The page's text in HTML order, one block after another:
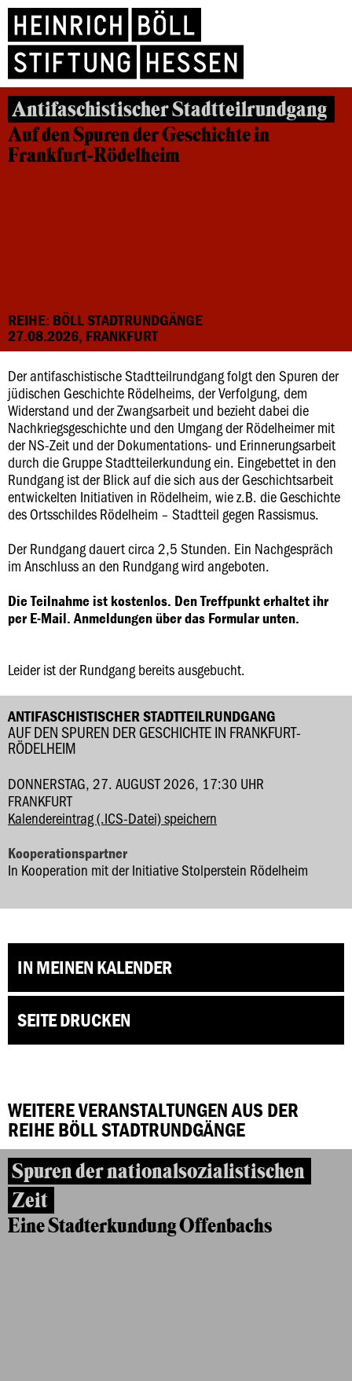
Antifaschistischer Stadtteilrundgang
Auf den Spuren der Geschichte in
Frankfurt-Rödelheim
REIHE: BÖLL STADTRUNDGÄNGE
27.08.2026, FRANKFURT
Der antifaschistische Stadtteilrundgang folgt den Spuren der
jüdischen Geschichte Rödelheims, der Verfolgung, dem
Widerstand und der Zwangsarbeit und bezieht dabei die
Nachkriegsgeschichte und den Umgang der Rödelheimer mit
der NS-Zeit und der Dokumentations- und Erinnerungsarbeit
durch die Gruppe Stadtteilerkundung ein. Eingebettet in den
Rundgang ist der Blick auf die sich aus der Geschichtsarbeit
entwickelten Initiativen in Rödelheim, wie z.B. die Geschichte
des Ortsschildes Rödelheim – Stadtteil gegen Rassismus.
Der Rundgang dauert circa 2,5 Stunden. Ein Nachgespräch
im Anschluss an den Rundgang wird angeboten.
Die Teilnahme ist kostenlos. Den Treffpunkt erhaltet ihr
per E-Mail. Anmeldungen über das Formular unten.
Leider ist der Rundgang bereits ausgebucht.
ANTIFASCHISTISCHER STADTTEILRUNDGANG
AUF DEN SPUREN DER GESCHICHTE IN FRANKFURT-
RÖDELHEIM
DONNERSTAG, 27. AUGUST 2026, 17:30 UHR
FRANKFURT
Kalendereintrag (.ICS-Datei) speichern
Kooperationspartner
In Kooperation mit der Initiative Stolperstein Rödelheim
IN MEINEN KALENDER
SEITE DRUCKEN
WEITERE VERANSTALTUNGEN AUS DER
REIHE BÖLL STADTRUNDGÄNGE
Spuren der nationalsozialistischen
Zeit
Eine Stadterkundung Offenbachs